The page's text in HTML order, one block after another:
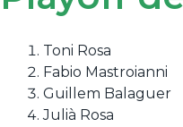
Toni Rosa
Fabio Mastroianni
Guillem Balaguer
Julià Rosa